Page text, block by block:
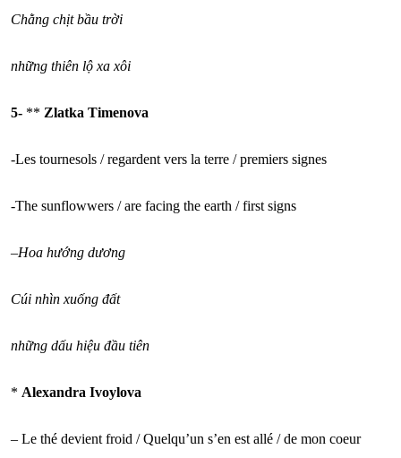
Chằng chịt bầu trời
những thiên lộ xa xôi
5- ** Zlatka Timenova
-Les tournesols / regardent vers la terre / premiers signes
-The sunflowwers / are facing the earth / first signs
–Hoa hướng dương
Cúi nhìn xuống đất
những dấu hiệu đầu tiên
* Alexandra Ivoylova
– Le thé devient froid / Quelqu’un s’en est allé / de mon coeur